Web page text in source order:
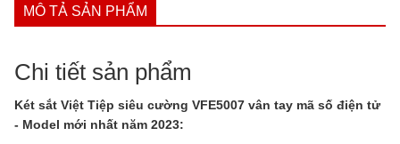
MÔ TẢ SẢN PHẨM
Chi tiết sản phẩm
Két sắt Việt Tiệp siêu cường VFE5007 vân tay mã số điện tử
- Model mới nhất năm 2023: